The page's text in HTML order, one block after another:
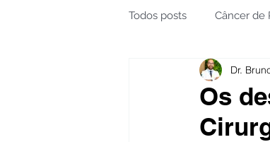
Todos posts Câncer de
Radioterapia câncer
Testículos | Câncer
Os
Dr.